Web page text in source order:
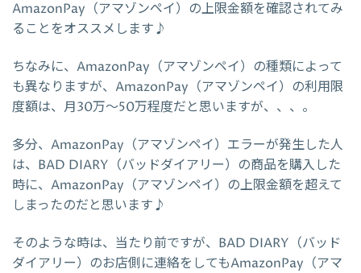
AmazonPay（アマゾンペイ）の上限金額を確認されてみ
ることをオススメします♪
ちなみに、AmazonPay（アマゾンペイ）の種類によって
も異なりますが、AmazonPay（アマゾンペイ）の利用限
度額は、月30万～50万程度だと思いますが、、、。
多分、AmazonPay（アマゾンペイ）エラーが発生した人
は、BAD DIARY（バッドダイアリー）の商品を購入した
時に、AmazonPay（アマゾンペイ）の上限金額を超えて
しまったのだと思います♪
そのような時は、当たり前ですが、BAD DIARY（バッド
ダイアリー）のお店側に連絡をしてもAmazonPay（アマ